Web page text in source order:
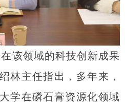
该领域的科技创新成果
林主任指出，多年来，
学在磷石膏资源化领域